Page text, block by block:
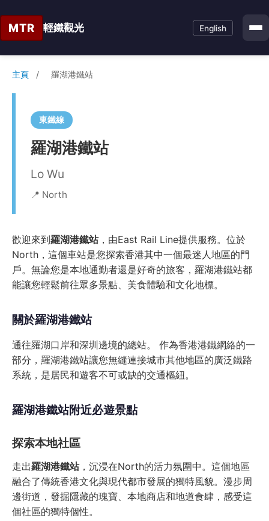
MTR 輕鐵觀光 English
主頁 / 羅湖港鐵站
東鐵線
羅湖港鐵站
Lo Wu
📍 North
歡迎來到羅湖港鐵站，由East Rail Line提供服務。位於
North，這個車站是您探索香港其中一個最迷人地區的門
戶。無論您是本地通勤者還是好奇的旅客，羅湖港鐵站都
能讓您輕鬆前往眾多景點、美食體驗和文化地標。
關於羅湖港鐵站
通往羅湖口岸和深圳邊境的總站。 作為香港港鐵網絡的一
部分，羅湖港鐵站讓您無縫連接城市其他地區的廣泛鐵路
系統，是居民和遊客不可或缺的交通樞紐。
羅湖港鐵站附近必遊景點
探索本地社區
走出羅湖港鐵站，沉浸在North的活力氛圍中。這個地區
融合了傳統香港文化與現代都市發展的獨特風貌。漫步周
邊街道，發掘隱藏的瑰寶、本地商店和地道食肆，感受這
個社區的獨特個性。